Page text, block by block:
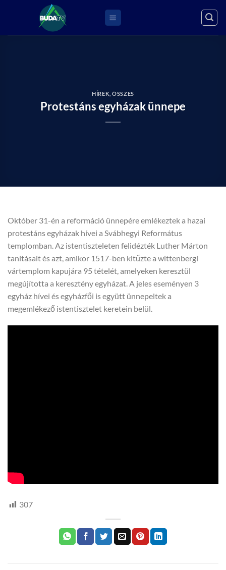
HÍREK ,ÖSSZES
Protestáns egyházak ünnepe
Október 31-én a reformáció ünnepére emlékeztek a hazai
protestáns egyházak hívei a Svábhegyi Református
templomban. Az istentiszteleten felidézték Luther Márton
tanításait és azt, amikor 1517-ben kitűzte a wittenbergi
vártemplom kapujára 95 tételét, amelyeken keresztül
megújította a keresztény egyházat. A jeles eseményen 3
egyház hívei és egyházfői is együtt ünnepeltek a
megemlékező istentisztelet keretein belül.
307